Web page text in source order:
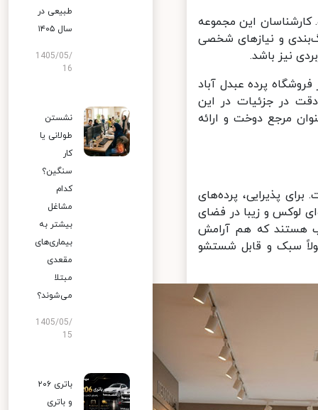
این مجموعه
و نیازهای شخصی
نیز باشد.
پرده عبدل آباد
در جزئیات در این
مرجع دوخت و ارائه
پذیرایی، پرده‌های
لوکس و زیبا در فضای
هستند که هم آرامش
سبک و قابل شستشو
طبیعی در
سال ۱۴۰۵
1405/05/
16
نشستن
طولانی یا
کار
سنگین؟
کدام
مشاغل
بیشتر به
بیماری‌های
مقعدی
مبتلا
می‌شوند؟
1405/05/
15
باتری ۲۰۶
و باتری